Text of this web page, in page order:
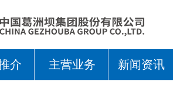
介 主营业务 新闻资讯